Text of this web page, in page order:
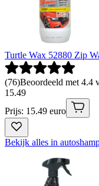
Turtle Wax 52880 Zip
(76)Beoordeeld met 4.4
15.49
Prijs: 15.49 euro
Bekijk alles in